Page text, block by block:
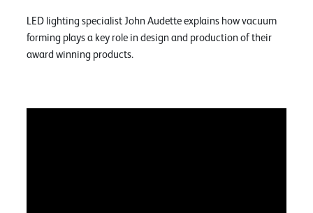
LED lighting specialist John Audette explains how vacuum
forming plays a key role in design and production of their
award winning products.